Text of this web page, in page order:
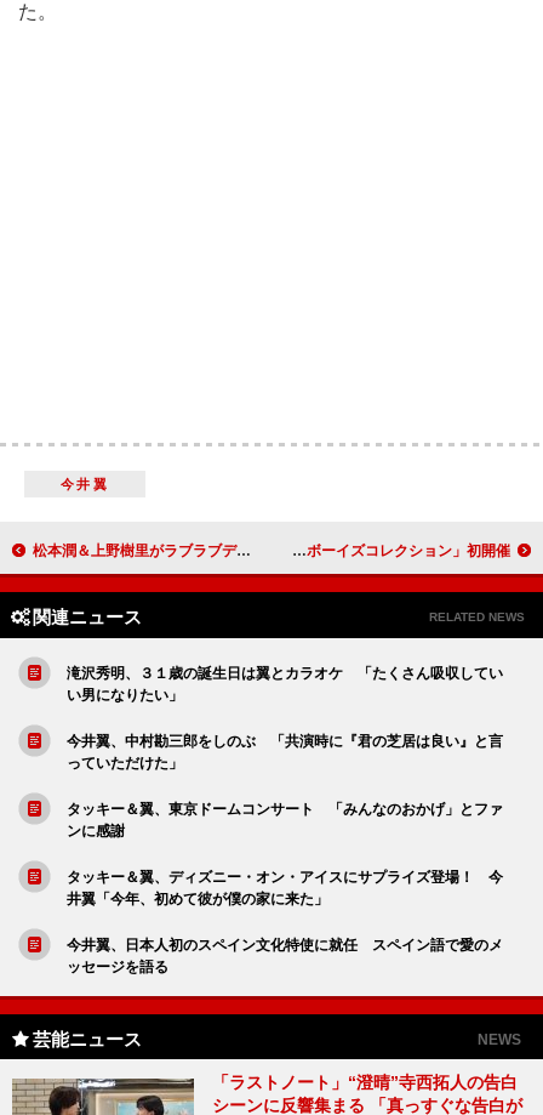
た。
今井翼
松本潤＆上野樹里がラブラブデート？ 映画『陽だまりの彼女』１０月１２日公開 男子モデルが大胆なパンツ姿でウオーキング！ 「東京ボーイズコレクション」初開催
関連ニュース RELATED NEWS
滝沢秀明、３１歳の誕生日は翼とカラオケ 「たくさん吸収してい
い男になりたい」
今井翼、中村勘三郎をしのぶ 「共演時に『君の芝居は良い』と言
っていただけた」
タッキー＆翼、東京ドームコンサート 「みんなのおかげ」とファ
ンに感謝
タッキー＆翼、ディズニー・オン・アイスにサプライズ登場！ 今
井翼「今年、初めて彼が僕の家に来た」
今井翼、日本人初のスペイン文化特使に就任 スペイン語で愛のメ
ッセージを語る
芸能ニュース NEWS
「ラストノート」“澄晴”寺西拓人の告白
シーンに反響集まる 「真っすぐな告白が